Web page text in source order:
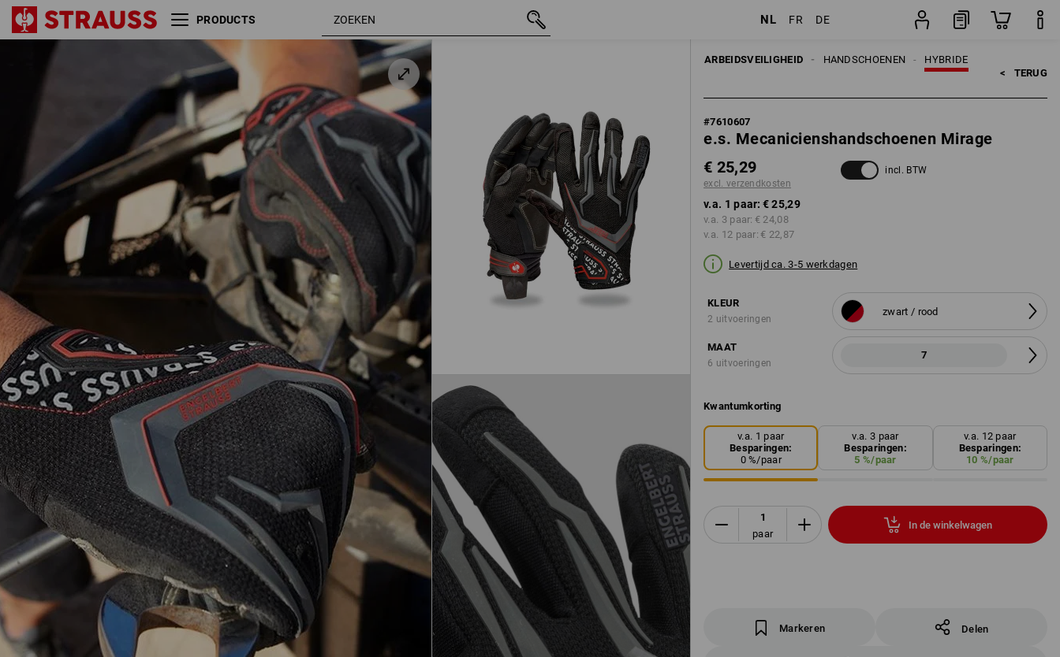
PRODUCTS NL FR DE
ARBEIDSVEILIGHEID HYBRIDE
HANDSCHOENEN
< TERUG
#7610607
e.s. Mecanicienshandschoenen Mirage
€ 25,29
excl. verzendkosten
incl. BTW
v.a. 1 paar: € 25,29
v.a. 3 paar: € 24,08
v.a. 12 paar: € 22,87
Levertijd ca. 3-5 werkdagen
KLEUR
2 uitvoeringen
zwart / rood
MAAT
6 uitvoeringen
7
Kwantumkorting
v.a. 1 paar
Besparingen:
0%/paar
v.a. 3 paar
Besparingen:
5 %/paar
v.a. 12 paar
Besparingen:
10 %/paar
paar
In de winkelwagen
Markeren Delen
e.s.
Mecanicienshandschoenen
7